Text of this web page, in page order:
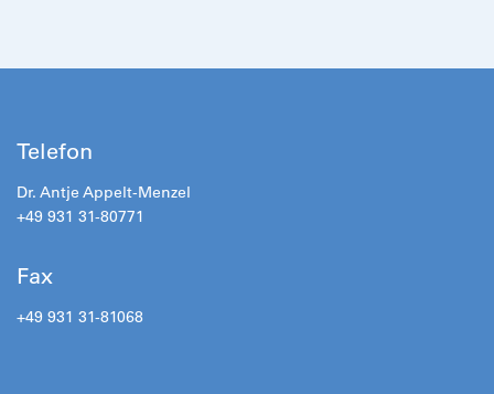
Telefon
Dr. Antje Appelt-Menzel
+49 931 31-80771
Fax
+49 931 31-81068